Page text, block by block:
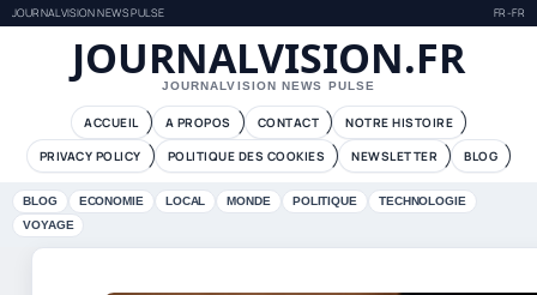
JOURNALVISION NEWS PULSE FR-FR
JOURNALVISION.FR
JOURNALVISION NEWS PULSE
ACCUEIL A PROPOS CONTACT
NOTRE HISTOIRE
PRIVACY POLICY
POLITIQUE DES COOKIES NEWSLETTER BLOG
BLOG ECONOMIE LOCAL MONDE POLITIQUE
TECHNOLOGIE
VOYAGE